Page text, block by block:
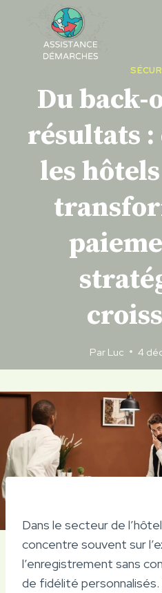
content
Du back-
résultats
les
Par Luc 4
Dans le secteur de
concentre souvent sur
l’enregistrement sans
de fidélité personnalisés.